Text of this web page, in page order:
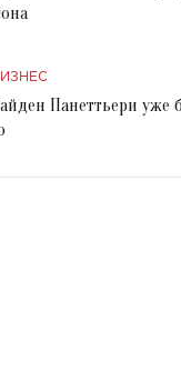
Панеттьери уже